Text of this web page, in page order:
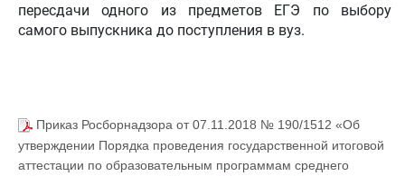
пересдачи одного из предметов ЕГЭ по выбору
самого выпускника до поступления в вуз.
Приказ Росборнадзора от 07.11.2018 № 190/1512 «Об
утверждении Порядка проведения государственной итоговой
аттестации по образовательным программам среднего